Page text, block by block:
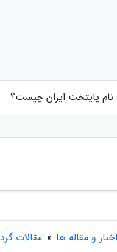
نام پایتخت ایران چیست؟
و مقاله ها » مقالات